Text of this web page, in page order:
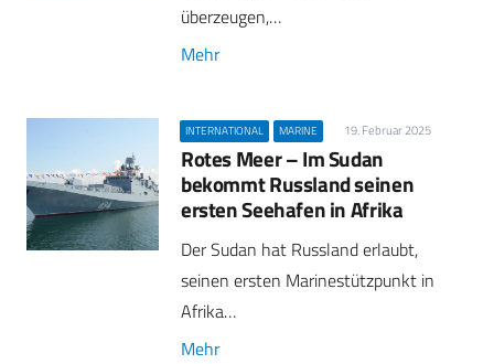
überzeugen,…
Mehr
INTERNATIONAL MARINE 19. Februar 2025
Rotes Meer – Im Sudan
bekommt Russland seinen
ersten Seehafen in Afrika
Der Sudan hat Russland erlaubt,
seinen ersten Marinestützpunkt in
Afrika…
Mehr